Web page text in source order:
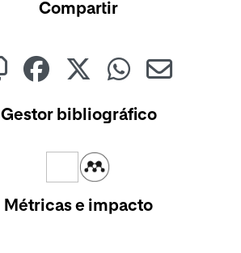
Compartir
Gestor bibliográfico
Métricas e impacto